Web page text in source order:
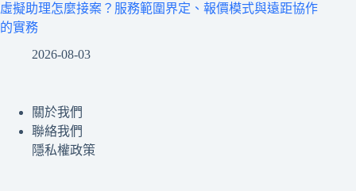
虛擬助理怎麼接案？服務範圍界定、報價模式與遠距協作
的實務
2026-08-03
關於我們
聯絡我們
隱私權政策